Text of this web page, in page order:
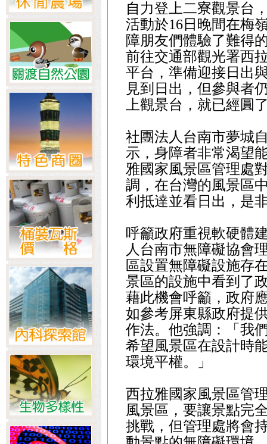
自力登上二寮觀景台
活動於16日晚間在梅
障朋友們體驗了難得
前往交通部觀光署西
平台，準備迎接日出
見到日出，但參與者
上觀景台，就已經圓
社團法人台南市夢城
示，身障者非常渴望
雅國家風景區管理處
調，在台灣的風景區
利抵達並看日出，是
呼籲政府重視軟硬體
人台南市無障礙協會
區設置無障礙設施存
景區的設施中看到了
藉此機會呼籲，政府
如參考屏東縣政府提
作法。他強調：「我
希望風景區在設計時
環境平權。」
西拉雅國家風景區管
風景區，要讓景點完
挑戰，但管理處將會